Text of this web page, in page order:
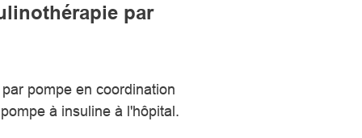
par
pompe en coordination
à insuline à l'hôpital.